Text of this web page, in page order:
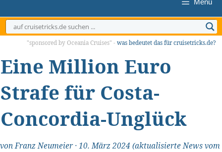
Menü
"sponsored by Oceania Cruises" - was bedeutet das für cruisetricks.de?
Eine Million Euro
Strafe für Costa-
Concordia-Unglück
vonFranz Neumeier·10. März 2024 (aktualisierte News vom